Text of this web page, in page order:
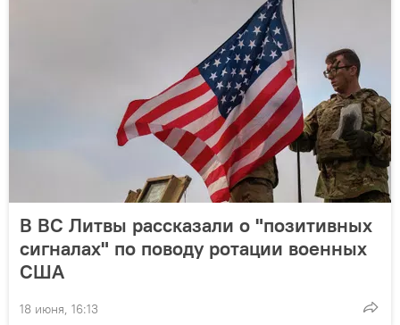
В ВС Литвы рассказали о "позитивных
сигналах" по поводу ротации военных
США
18 июня, 16:13